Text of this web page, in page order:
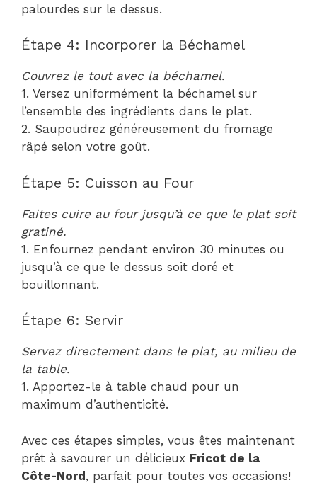
palourdes sur le dessus.
Étape 4: Incorporer la Béchamel
Couvrez le tout avec la béchamel.
1. Versez uniformément la béchamel sur
l’ensemble des ingrédients dans le plat.
2. Saupoudrez généreusement du fromage
râpé selon votre goût.
Étape 5: Cuisson au Four
Faites cuire au four jusqu’à ce que le plat soit
gratiné.
1. Enfournez pendant environ 30 minutes ou
jusqu’à ce que le dessus soit doré et
bouillonnant.
Étape 6: Servir
Servez directement dans le plat, au milieu de
la table.
1. Apportez-le à table chaud pour un
maximum d’authenticité.
Avec ces étapes simples, vous êtes maintenant
prêt à savourer un délicieux Fricot de la
Côte-Nord, parfait pour toutes vos occasions!